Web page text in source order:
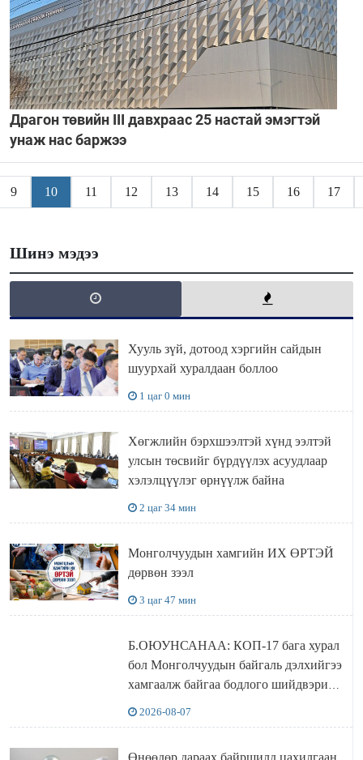
Драгон төвийн III давхраас 25 настай эмэгтэй
унаж нас баржээ
9 10 11 12 13 14 15 16 17
Шинэ мэдээ
Хууль зүй, дотоод хэргийн сайдын
шуурхай хуралдаан боллоо
1 цаг 0 мин
Хөгжлийн бэрхшээлтэй хүнд ээлтэй
улсын төсвийг бүрдүүлэх асуудлаар
хэлэлцүүлэг өрнүүлж байна
2 цаг 34 мин
Монголчуудын хамгийн ИХ ӨРТЭЙ
дөрвөн зээл
3 цаг 47 мин
Б.ОЮУНСАНАА: КОП-17 бага хурал
бол Монголчуудын байгаль дэлхийгээ
хамгаалж байгаа бодлого шийдвэрийг
ДЭЛХИЙД СУРТАЛЧИЛАХ гол
бодлого
2026-08-07